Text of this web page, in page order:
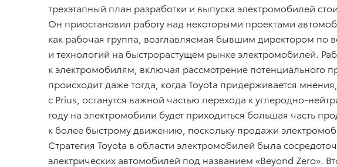
трехэтапный план разработки и выпуска электромобилей
Он приостановил работу над некоторыми проектами
как рабочая группа, возглавляемая бывшим директором по
и технологий на быстрорастущем рынке электромобилей.
к электромобилям, включая рассмотрение
происходит даже тогда, когда Toyota придерживается
с Prius, останутся важной частью перехода к углеродно-
году на электромобили будет приходиться большая часть
к более быстрому движению, поскольку продажи
Стратегия Toyota в области электромобилей была
электрических автомобилей под названием «Beyond Zero».